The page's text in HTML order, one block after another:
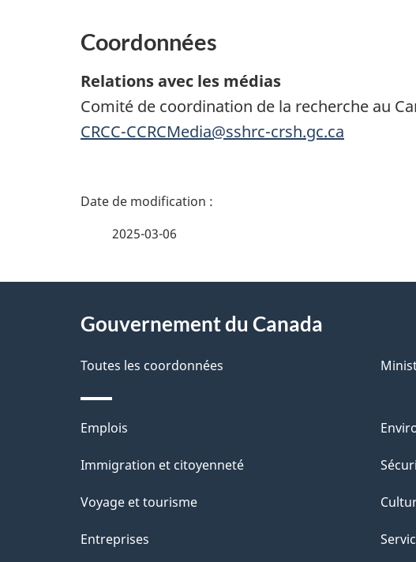
Coordonnées
Relations avec les médias
Comité de coordination de la recherche au
CRCC-CCRCMedia@sshrc-crsh.gc.ca
D
a
l
s
d
e
l
2025-03-06
proposGouvernement du Canada
Toutes les coordonnées
Thèmes
et
Emplois
Immigration et citoyenneté
Voyage et tourisme
Entreprises